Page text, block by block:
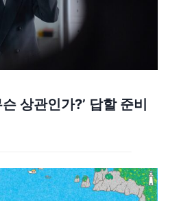
상관인가?’ 답할 준비